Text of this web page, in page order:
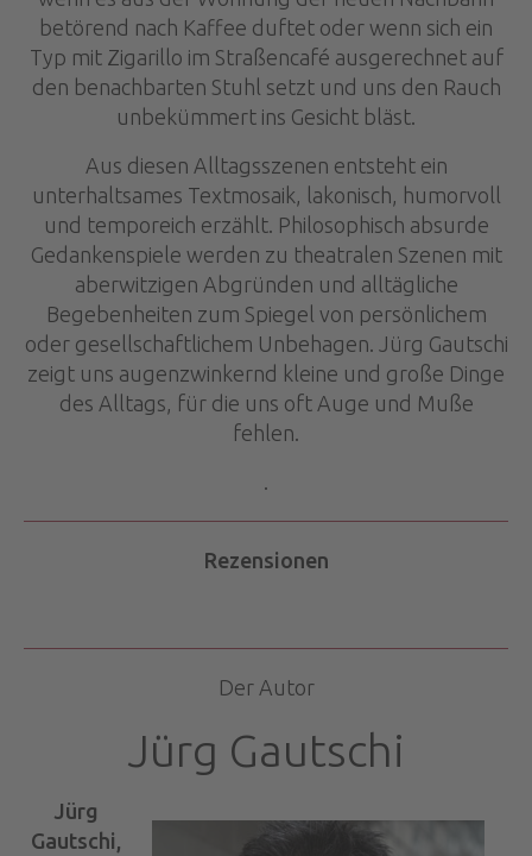
betörend nach Kaffee duftet oder wenn sich ein
Typ mit Zigarillo im Straßencafé ausgerechnet auf
den benachbarten Stuhl setzt und uns den Rauch
unbekümmert ins Gesicht bläst.
Aus diesen Alltagsszenen entsteht ein
unterhaltsames Textmosaik, lakonisch, humorvoll
und temporeich erzählt. Philosophisch absurde
Gedankenspiele werden zu theatralen Szenen mit
aberwitzigen Abgründen und alltägliche
Begebenheiten zum Spiegel von persönlichem
oder gesellschaftlichem Unbehagen. Jürg Gautschi
zeigt uns augenzwinkernd kleine und große Dinge
des Alltags, für die uns oft Auge und Muße
fehlen.
Rezensionen
Der Autor
Jürg Gautschi
Jürg
Gautschi,